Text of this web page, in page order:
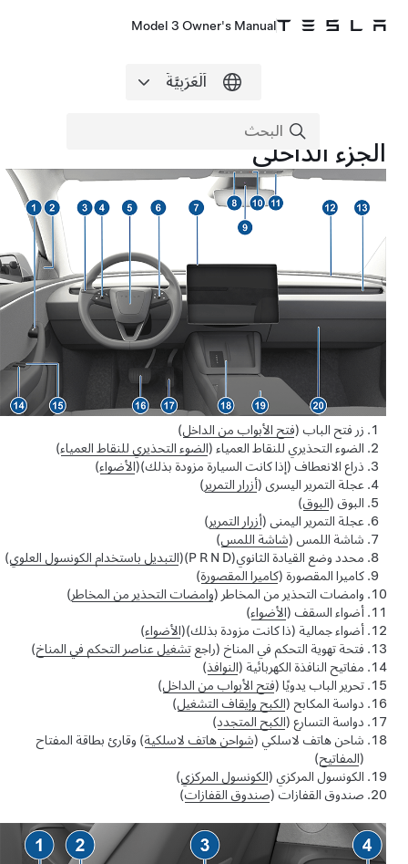
Model 3 Owner's Manual
الجزء الداخلي
زر فتح الباب (فتح الأبواب من الداخل)
الضوء التحذيري للنقاط العمياء (الضوء التحذيري للنقاط العمياء)
ذراع الانعطاف (إذا كانت السيارة مزودة بذلك)(الأضواء)
عجلة التمرير اليسرى (أزرار التمرير)
البوق (البوق)
عجلة التمرير اليمنى (أزرار التمرير)
شاشة اللمس (شاشة اللمس)
محدد وضع القيادة الثانوي(P R N D)
(التبديل باستخدام الكونسول العلوي)
كاميرا المقصورة (كاميرا المقصورة)
وامضات التحذير من المخاطر (وامضات التحذير من المخاطر)
أضواء السقف (الأضواء)
أضواء جمالية(ذا كانت مزودة بذلك)(الأضواء)
فتحة تهوية التحكم في المناخ (راجعتشغيل عناصر التحكم في المناخ)
مفاتيح النافذة الكهربائية (النوافذ)
تحرير الباب يدويًا (فتح الأبواب من الداخل)
دواسة المكابح (الكبح وإيقاف التشغيل)
دواسة التسارع (الكبح المتجدد)
شاحن هاتف لاسلكي (شواحن هاتف لاسلكية) وقارئ بطاقة المفتاح
المفاتيح)
الكونسول المركزي (الكونسول المركزي)
صندوق القفازات (صندوق القفازات)